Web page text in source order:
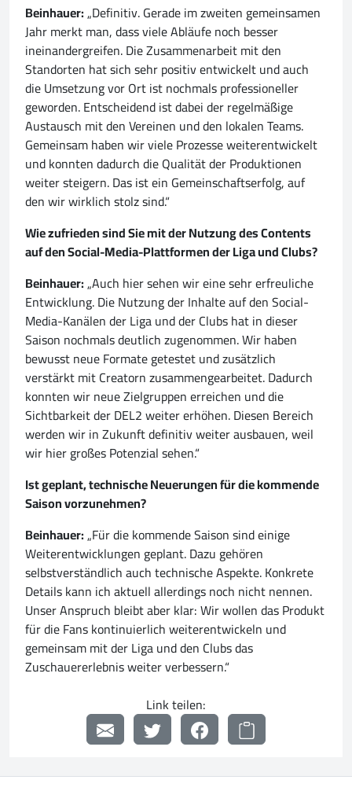
Beinhauer:„Definitiv. Gerade im zweiten gemeinsamen
Jahr merkt man, dass viele Abläufe noch besser
ineinandergreifen. Die Zusammenarbeit mit den
Standorten hat sich sehr positiv entwickelt und auch
die Umsetzung vor Ort ist nochmals professioneller
geworden. Entscheidend ist dabei der regelmäßige
Austausch mit den Vereinen und den lokalen Teams.
Gemeinsam haben wir viele Prozesse weiterentwickelt
und konnten dadurch die Qualität der Produktionen
weiter steigern. Das ist ein Gemeinschaftserfolg, auf
den wir wirklich stolz sind.“
Wie zufrieden sind Sie mit der Nutzung des Contents
auf den Social-Media-Plattformen der Liga und Clubs?
Beinhauer:„Auch hier sehen wir eine sehr erfreuliche
Entwicklung. Die Nutzung der Inhalte auf den Social-
Media-Kanälen der Liga und der Clubs hat in dieser
Saison nochmals deutlich zugenommen. Wir haben
bewusst neue Formate getestet und zusätzlich
verstärkt mit Creatorn zusammengearbeitet. Dadurch
konnten wir neue Zielgruppen erreichen und die
Sichtbarkeit der DEL2 weiter erhöhen. Diesen Bereich
werden wir in Zukunft definitiv weiter ausbauen, weil
wir hier großes Potenzial sehen.“
Ist geplant, technische Neuerungen für die kommende
Saison vorzunehmen?
Beinhauer:„Für die kommende Saison sind einige
Weiterentwicklungen geplant. Dazu gehören
selbstverständlich auch technische Aspekte. Konkrete
Details kann ich aktuell allerdings noch nicht nennen.
Unser Anspruch bleibt aber klar: Wir wollen das Produkt
für die Fans kontinuierlich weiterentwickeln und
gemeinsam mit der Liga und den Clubs das
Zuschauererlebnis weiter verbessern.“
Link teilen: